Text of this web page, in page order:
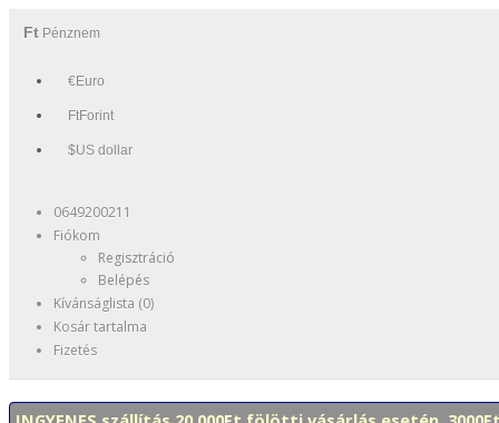
Ft Pénznem
€Euro
FtForint
$US dollar
0649200211
Fiókom
Regisztráció
Belépés
Kívánságlista (0)
Kosár tartalma
Fizetés